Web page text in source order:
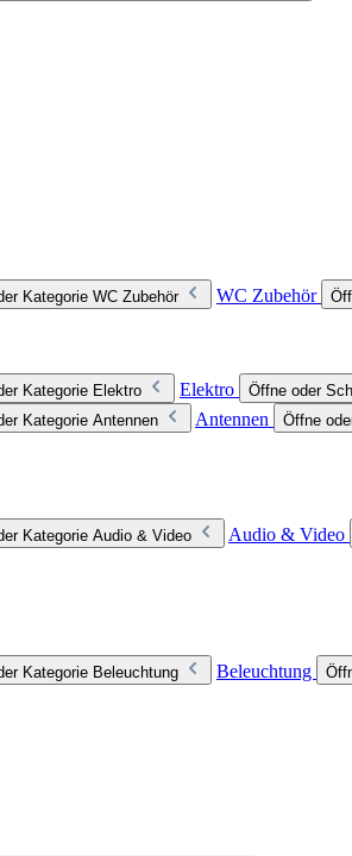
Kategorie WC Zubehör WC Zubehör
Kategorie Elektro Elektro
Öffne oder
Kategorie Antennen
Antennen Öffne
Kategorie Audio & Video Audio & Video
Kategorie Beleuchtung Beleuchtung